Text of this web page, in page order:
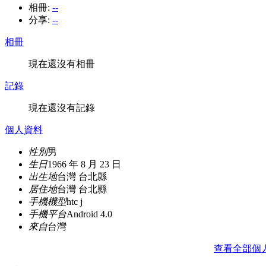
相冊: --
分享: --
相冊
現在還沒有相冊
記錄
現在還沒有記錄
個人資料
性別男
生日1966 年 8 月 23 日
出生地台灣 台北縣
居住地台灣 台北縣
手機機型htc j
手機平台Android 4.0
來自台灣
查看全部個